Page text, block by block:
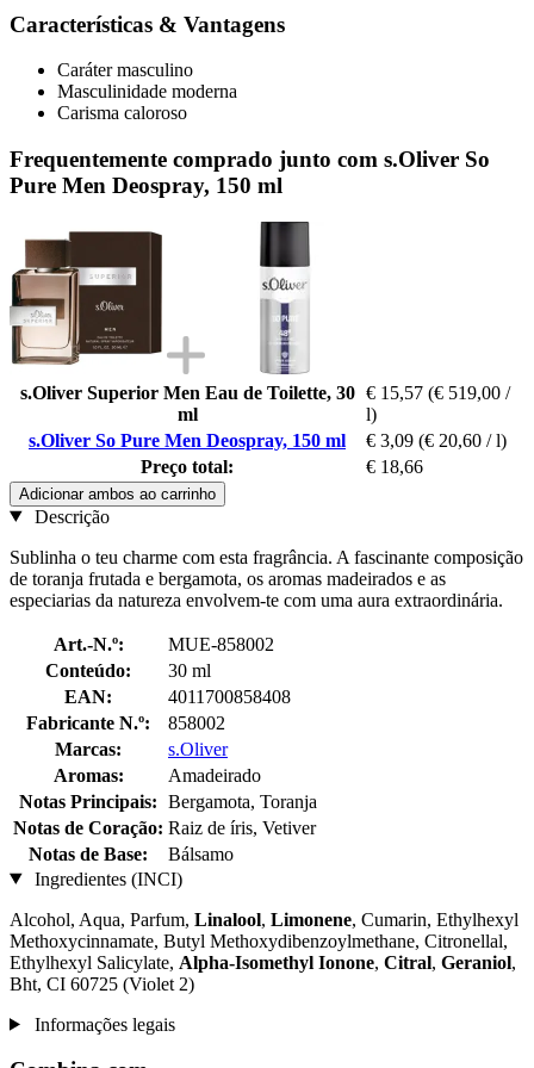
Características & Vantagens
Caráter masculino
Masculinidade moderna
Carisma caloroso
Frequentemente comprado junto com s.Oliver So
Pure Men Deospray, 150 ml
s.Oliver Superior Men Eau de Toilette, 30
ml
€ 15,57 (€ 519,00 /
l)
s.Oliver So Pure Men Deospray, 150 ml
€ 3,09 (€ 20,60 / l)
Preço total:
€ 18,66
Adicionar ambos ao carrinho
Descrição
Sublinha o teu charme com esta fragrância. A fascinante composição
de toranja frutada e bergamota, os aromas madeirados e as
especiarias da natureza envolvem-te com uma aura extraordinária.
Art.-N.º:
MUE-858002
Conteúdo:
30 ml
EAN:
4011700858408
Fabricante N.º:
858002
Marcas:
s.Oliver
Aromas:
Amadeirado
Notas Principais: Bergamota, Toranja
Notas de Coração: Raiz de íris, Vetiver
Notas de Base:
Bálsamo
Ingredientes (INCI)
Alcohol, Aqua, Parfum, Linalool, Limonene, Cumarin, Ethylhexyl
Methoxycinnamate, Butyl Methoxydibenzoylmethane, Citronellal,
Ethylhexyl Salicylate, Alpha-Isomethyl Ionone, Citral, Geraniol,
Bht, CI 60725 (Violet 2)
Informações legais